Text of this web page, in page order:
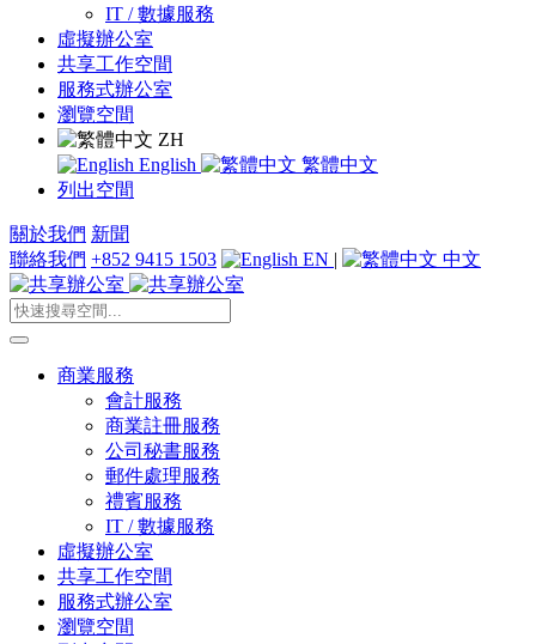
IT / 數據服務
虛擬辦公室
共享工作空間
服務式辦公室
瀏覽空間
ZH
English
繁體中文
列出空間
關於我們 新聞
聯絡我們 +852 9415 1503 EN | 中文
商業服務
會計服務
商業註冊服務
公司秘書服務
郵件處理服務
禮賓服務
IT / 數據服務
虛擬辦公室
共享工作空間
服務式辦公室
瀏覽空間